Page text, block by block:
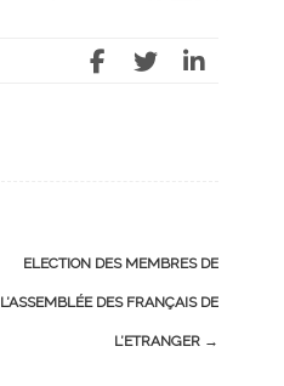
ELECTION DES MEMBRES DE
L’ASSEMBLÉE DES FRANÇAIS DE
L’ETRANGER →